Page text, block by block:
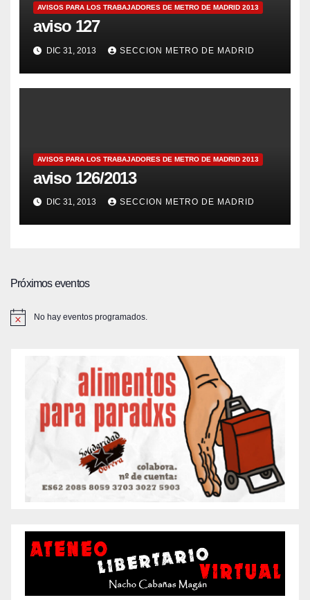
AVISOS PARA LOS TRABAJADORES DE METRO DE MADRID 2013
aviso 127
DIC 31, 2013 SECCION METRO DE MADRID
AVISOS PARA LOS TRABAJADORES DE METRO DE MADRID 2013
aviso 126/2013
DIC 31, 2013 SECCION METRO DE MADRID
Próximos eventos
No hay eventos programados.